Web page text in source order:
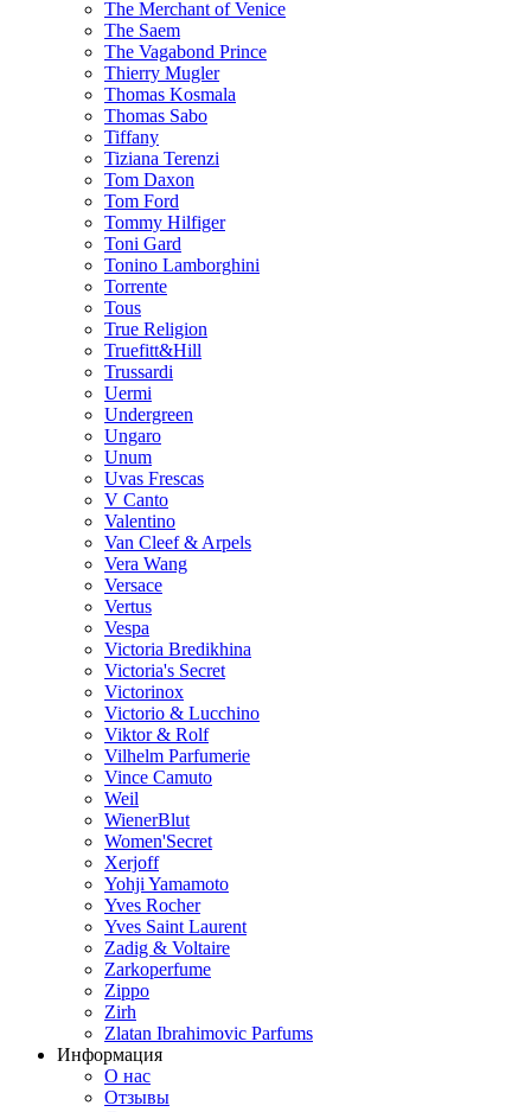
The Merchant of Venice
The Saem
The Vagabond Prince
Thierry Mugler
Thomas Kosmala
Thomas Sabo
Tiffany
Tiziana Terenzi
Tom Daxon
Tom Ford
Tommy Hilfiger
Toni Gard
Tonino Lamborghini
Torrente
Tous
True Religion
Truefitt&Hill
Trussardi
Uermi
Undergreen
Ungaro
Unum
Uvas Frescas
V Canto
Valentino
Van Cleef & Arpels
Vera Wang
Versace
Vertus
Vespa
Victoria Bredikhina
Victoria's Secret
Victorinox
Victorio & Lucchino
Viktor & Rolf
Vilhelm Parfumerie
Vince Camuto
Weil
WienerBlut
Women'Secret
Xerjoff
Yohji Yamamoto
Yves Rocher
Yves Saint Laurent
Zadig & Voltaire
Zarkoperfume
Zippo
Zirh
Zlatan Ibrahimovic Parfums
Информация
О нас
Отзывы